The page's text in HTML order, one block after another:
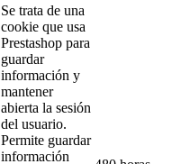
Se trata de una
cookie que usa
Prestashop para
guardar
información y
mantener
abierta la sesión
del usuario.
Permite guardar
información